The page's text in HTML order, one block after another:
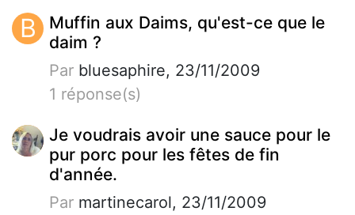
B
Muffin aux Daims, qu'est-ce que le
daim ?
Par bluesaphire, 23/11/2009
1 réponse(s)
Je voudrais avoir une sauce pour le
pur porc pour les fêtes de fin
d'année.
Par martinecarol, 23/11/2009